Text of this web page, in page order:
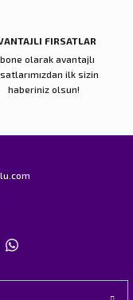
FIRSATLAR
olarak avantajlı
ilk sizin
haberiniz olsun!